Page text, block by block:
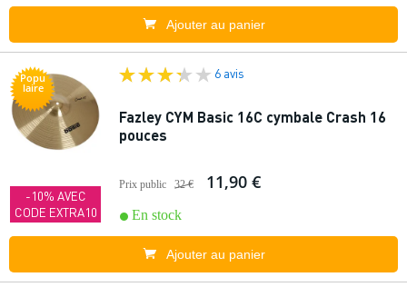
Ajouter au panier
Popu
laire
-10% AVEC
CODE EXTRA10
6 avis
Fazley CYM Basic 16C cymbale Crash 16
pouces
Prix public 32 € 11,90 €
En stock
Ajouter au panier